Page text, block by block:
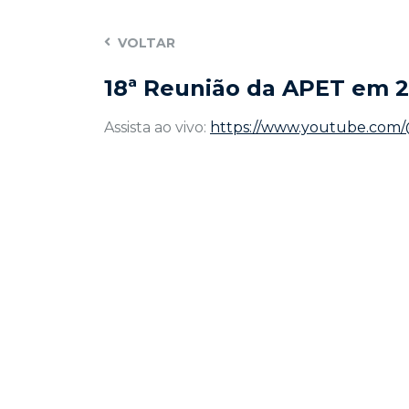
VOLTAR
18ª Reunião da APET em
Assista ao vivo: https://